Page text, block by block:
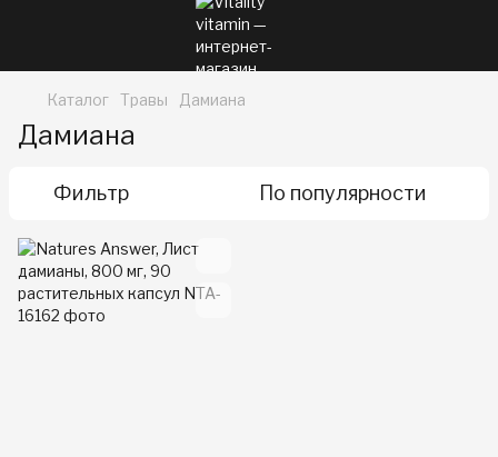
Каталог Травы Дамиана
Дамиана
Фильтр По популярности